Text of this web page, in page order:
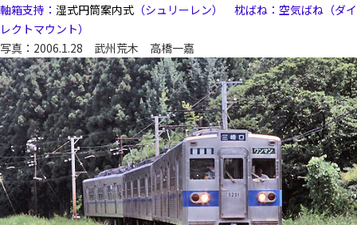
軸箱支持： 湿式円筒案内式 （シュリーレン） 枕ばね：空気ばね（ダイ
レクトマウント）
写真：2006.1.28 武州荒木 高橋一嘉